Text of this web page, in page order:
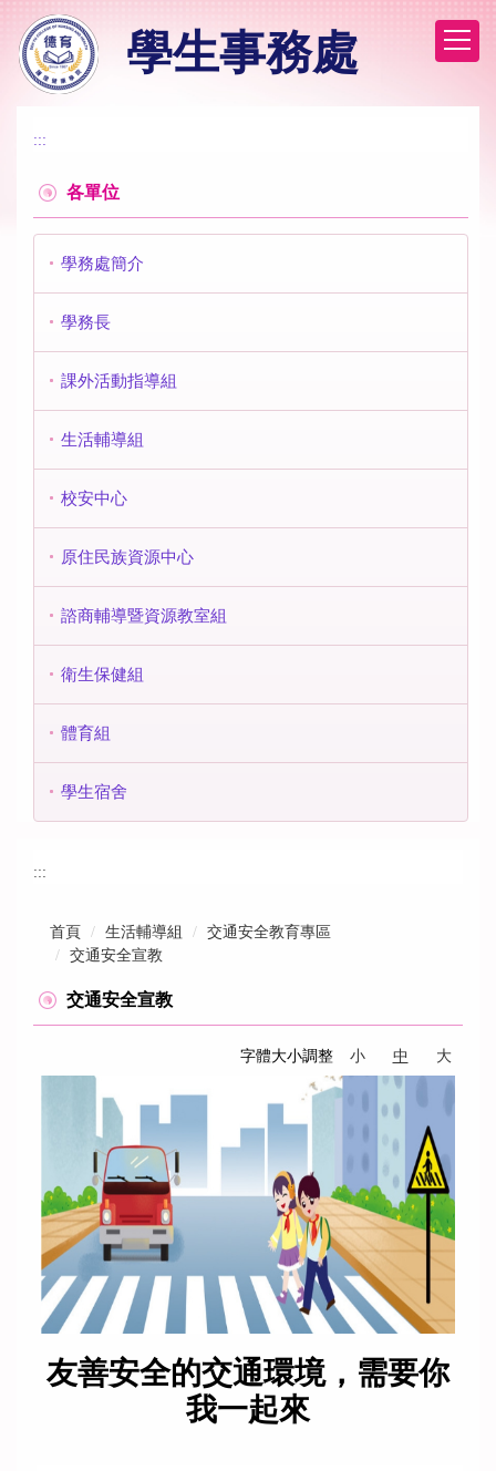
到
主
學生事務處
:::
各單位
學務處簡介
學務長
課外活動指導組
生活輔導組
校安中心
原住民族資源中心
諮商輔導暨資源教室組
衛生保健組
體育組
學生宿舍
:::
首頁 生活輔導組
交通安全教育專區
交通安全宣教
交通安全宣教
字體大小調整 小 中 大
友善安全的交通環境，需要你
我一起來